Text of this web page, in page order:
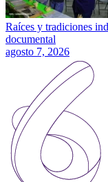
Raíces y tradiciones
documental
agosto 7, 2026